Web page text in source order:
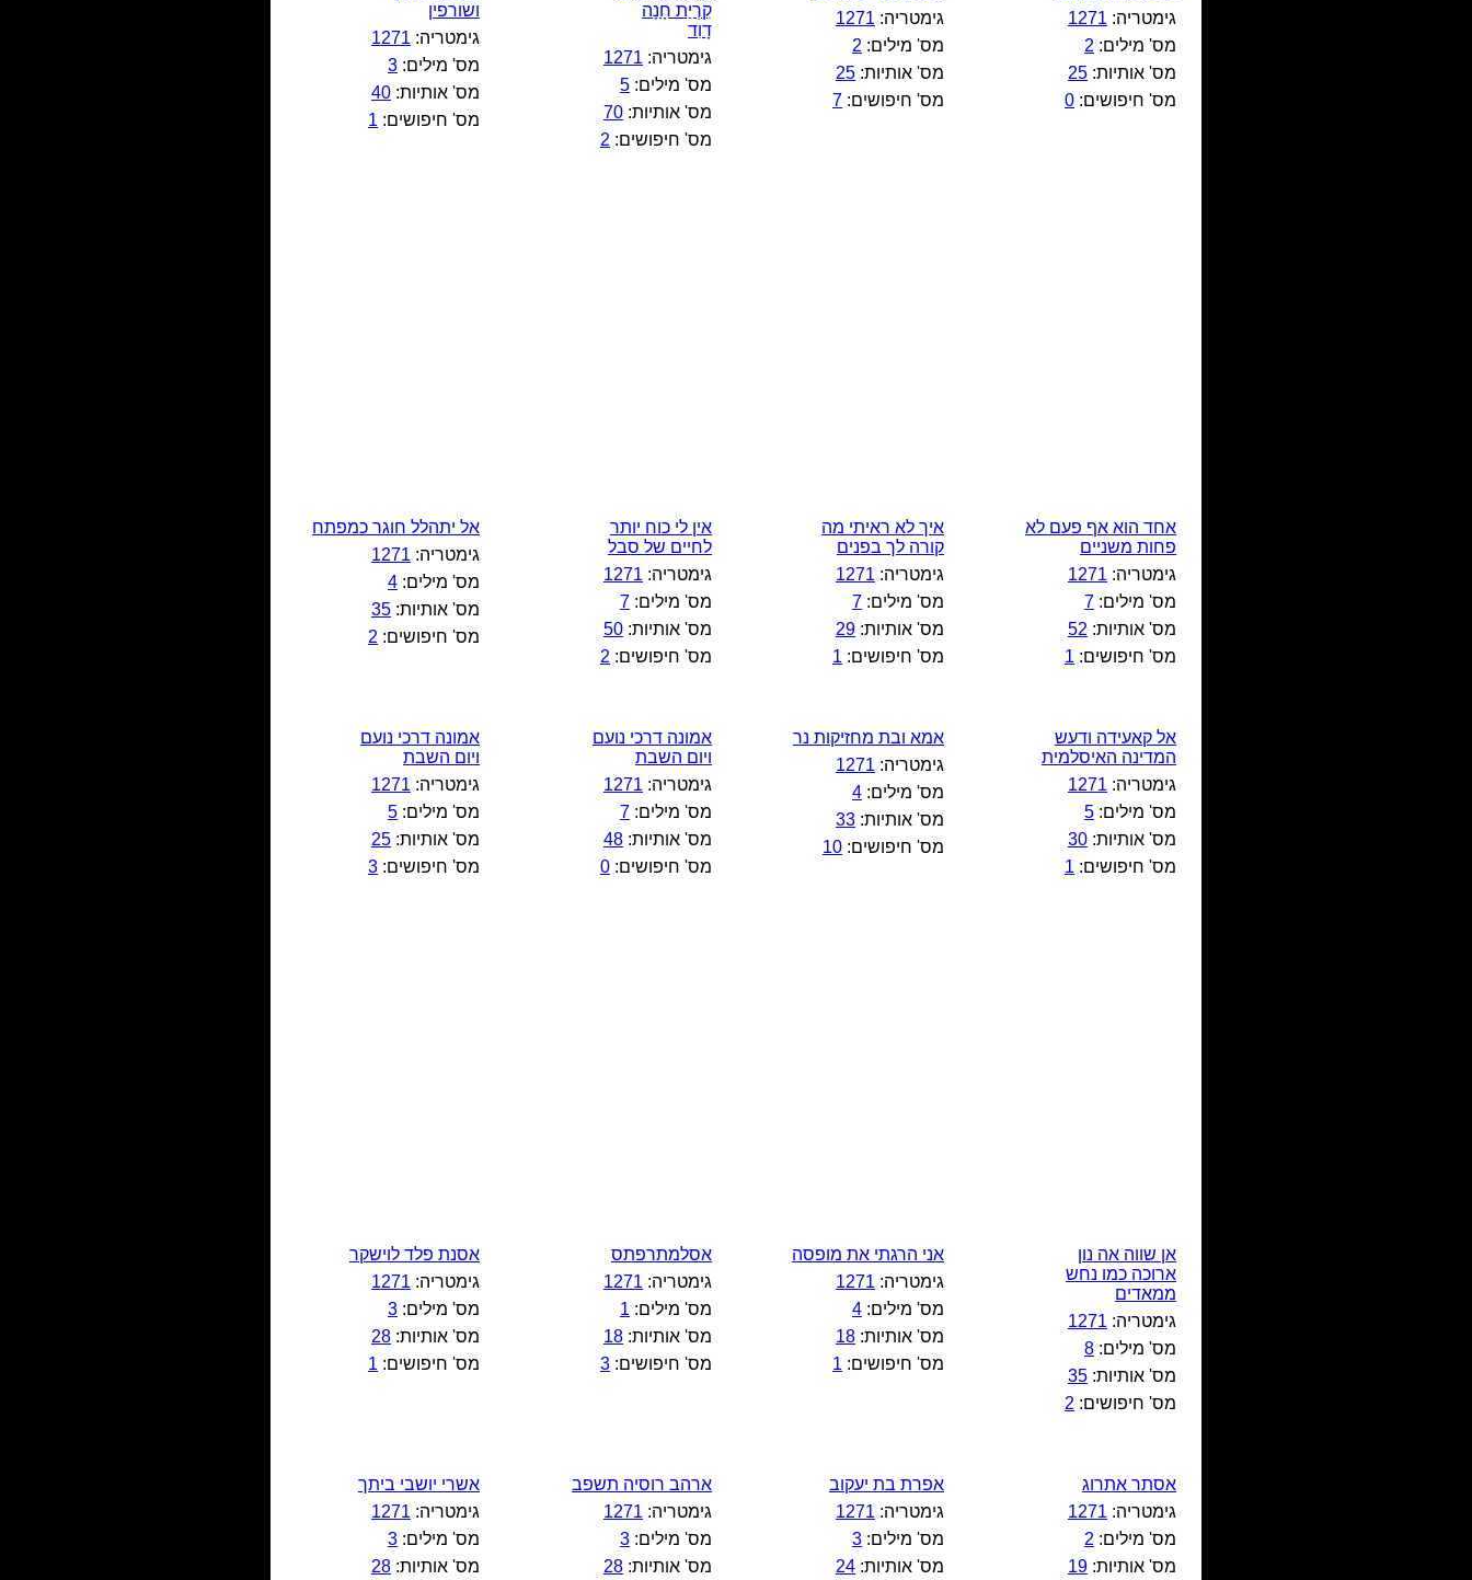
גימטריה: 1271
מס' מילים: 2
מס' אותיות: 25
מס' חיפושים: 0
גימטריה: 1271
מס' מילים: 2
מס' אותיות: 25
מס' חיפושים: 7
קִרְיַת חָנָה
דָוִד
גימטריה: 1271
מס' מילים: 5
מס' אותיות: 70
מס' חיפושים: 2
ושורפין
גימטריה: 1271
מס' מילים: 3
מס' אותיות: 40
מס' חיפושים: 1
אחד הוא אף פעם לא
פחות משניים
גימטריה: 1271
מס' מילים: 7
מס' אותיות: 52
מס' חיפושים: 1
איך לא ראיתי מה
קורה לך בפנים
גימטריה: 1271
מס' מילים: 7
מס' אותיות: 29
מס' חיפושים: 1
אין לי כוח יותר
לחיים של סבל
גימטריה: 1271
מס' מילים: 7
מס' אותיות: 50
מס' חיפושים: 2
אל יתהלל חוגר כמפתח
גימטריה: 1271
מס' מילים: 4
מס' אותיות: 35
מס' חיפושים: 2
אל קאעידה ודעש
המדינה האיסלמית
גימטריה: 1271
מס' מילים: 5
מס' אותיות: 30
מס' חיפושים: 1
אמא ובת מחזיקות נר
גימטריה: 1271
מס' מילים: 4
מס' אותיות: 33
מס' חיפושים: 10
אמונה דרכי נועם
ויום השבת
גימטריה: 1271
מס' מילים: 7
מס' אותיות: 48
מס' חיפושים: 0
אמונה דרכי נועם
ויום השבת
גימטריה: 1271
מס' מילים: 5
מס' אותיות: 25
מס' חיפושים: 3
אן שווה אה נון
ארוכה כמו נחש
ממאדים
גימטריה: 1271
מס' מילים: 8
מס' אותיות: 35
מס' חיפושים: 2
אני הרגתי את מופסה
גימטריה: 1271
מס' מילים: 4
מס' אותיות: 18
מס' חיפושים: 1
אסלמתרפתס
גימטריה: 1271
מס' מילים: 1
מס' אותיות: 18
מס' חיפושים: 3
אסנת פלד לוישקר
גימטריה: 1271
מס' מילים: 3
מס' אותיות: 28
מס' חיפושים: 1
אסתר אתרוג
גימטריה: 1271
מס' מילים: 2
מס' אותיות: 19
אפרת בת יעקוב
גימטריה: 1271
מס' מילים: 3
מס' אותיות: 24
ארהב רוסיה תשפב
גימטריה: 1271
מס' מילים: 3
מס' אותיות: 28
אשרי יושבי ביתך
גימטריה: 1271
מס' מילים: 3
מס' אותיות: 28